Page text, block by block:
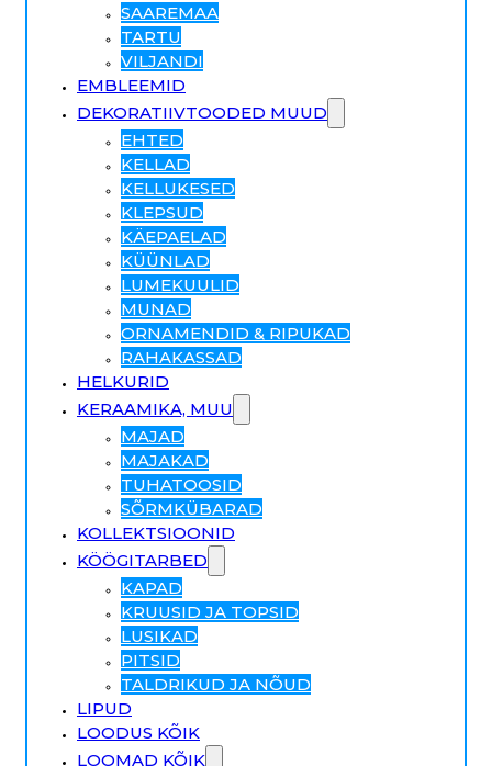
SAAREMAA
TARTU
VILJANDI
EMBLEEMID
DEKORATIIVTOODED MUUD
EHTED
KELLAD
KELLUKESED
KLEPSUD
KÄEPAELAD
KÜÜNLAD
LUMEKUULID
MUNAD
ORNAMENDID & RIPUKAD
RAHAKASSAD
HELKURID
KERAAMIKA, MUU
MAJAD
MAJAKAD
TUHATOOSID
SÕRMKÜBARAD
KOLLEKTSIOONID
KÖÖGITARBED
KAPAD
KRUUSID JA TOPSID
LUSIKAD
PITSID
TALDRIKUD JA NÕUD
LIPUD
LOODUS KÕIK
LOOMAD KÕIK